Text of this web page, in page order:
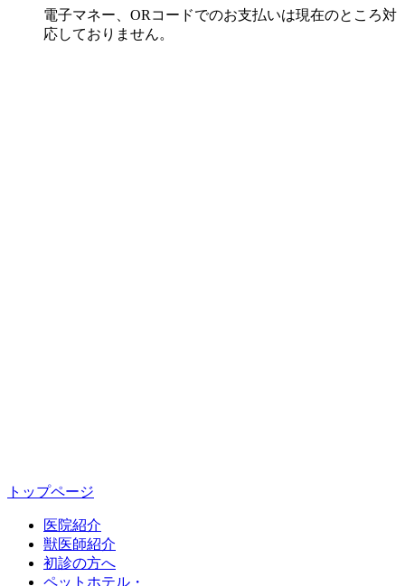
電子マネー、ORコードでのお支払いは現在のところ対
応しておりません。
トップページ
医院紹介
獣医師紹介
初診の方へ
ペットホテル・